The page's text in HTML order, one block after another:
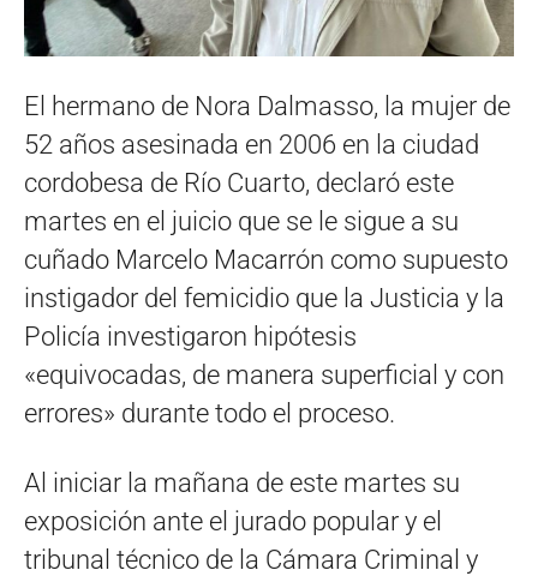
El hermano de Nora Dalmasso, la mujer de
52 años asesinada en 2006 en la ciudad
cordobesa de Río Cuarto, declaró este
martes en el juicio que se le sigue a su
cuñado Marcelo Macarrón como supuesto
instigador del femicidio que la Justicia y la
Policía investigaron hipótesis
«equivocadas, de manera superficial y con
errores» durante todo el proceso.
Al iniciar la mañana de este martes su
exposición ante el jurado popular y el
tribunal técnico de la Cámara Criminal y